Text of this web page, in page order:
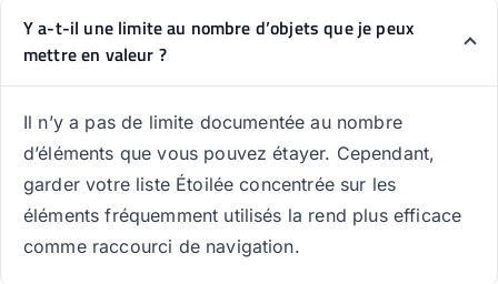
Y a-t-il une limite au nombre d’objets que je peux
mettre en valeur ?
Il n’y a pas de limite documentée au nombre
d’éléments que vous pouvez étayer. Cependant,
garder votre liste Étoilée concentrée sur les
éléments fréquemment utilisés la rend plus efficace
comme raccourci de navigation.